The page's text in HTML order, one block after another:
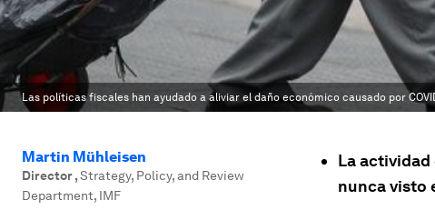
Las políticas fiscales han ayudado a aliviar el daño económico causado por
Martin Mühleisen
Director,Strategy, Policy, and Review
Department, IMF
La actividad
nunca visto